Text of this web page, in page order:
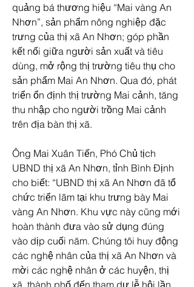
quảng bá thương hiệu “Mai vàng An
Nhơn”, sản phẩm nông nghiệp đặc
trưng của thị xã An Nhơn; góp phần
kết nối giữa người sản xuất và tiêu
dùng, mở rộng thị trường tiêu thụ cho
sản phẩm Mai An Nhơn. Qua đó, phát
triển ổn định thị trường Mai cảnh, tăng
thu nhập cho người trồng Mai cảnh
trên địa bàn thị xã.
Ông Mai Xuân Tiến, Phó Chủ tịch
UBND thị xã An Nhơn, tỉnh Bình Định
cho biết: “UBND thị xã An Nhơn đã tổ
chức triển lãm tại khu trưng bày Mai
vàng An Nhơn. Khu vực này cũng mới
hoàn thành đưa vào sử dụng đúng
vào dịp cuối năm. Chúng tôi huy động
các nghệ nhân của thị xã An Nhơn và
mời các nghệ nhân ở các huyện, thị
xã, thành phố đến tham dự lễ hội lần